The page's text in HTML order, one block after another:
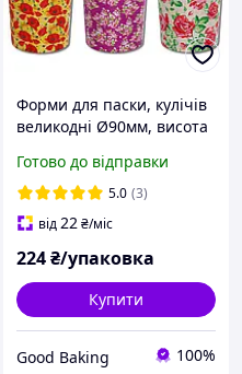
Форми для паски, кулічів
великодні Ø90мм, висота
пасок паперова з квітами
одноразова 50 шт/уп
Готово до відправки
5.0 (3)
від22₴/міс
224₴/упаковка
Купити
Good Baking 100%